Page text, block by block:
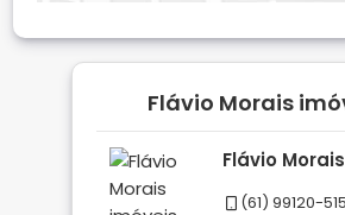
Flávio Morais
Flávio
(61) 99120-